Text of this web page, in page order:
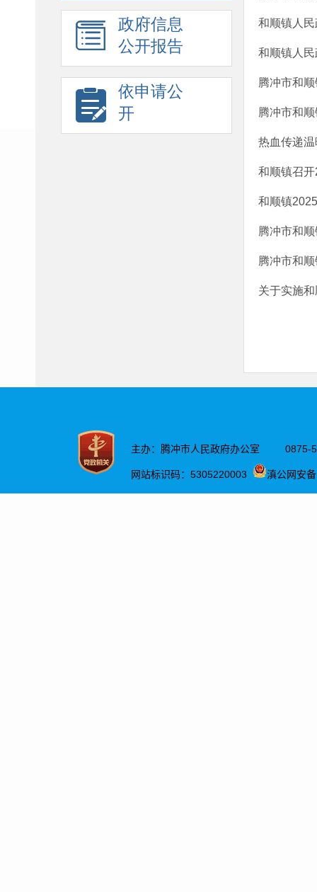
政府信息
公开报告
依申请公
开
和顺镇人
和顺镇人
腾冲市和
腾冲市和
热血传递
和顺镇召
和顺镇
腾冲市和
腾冲市和
关于实施